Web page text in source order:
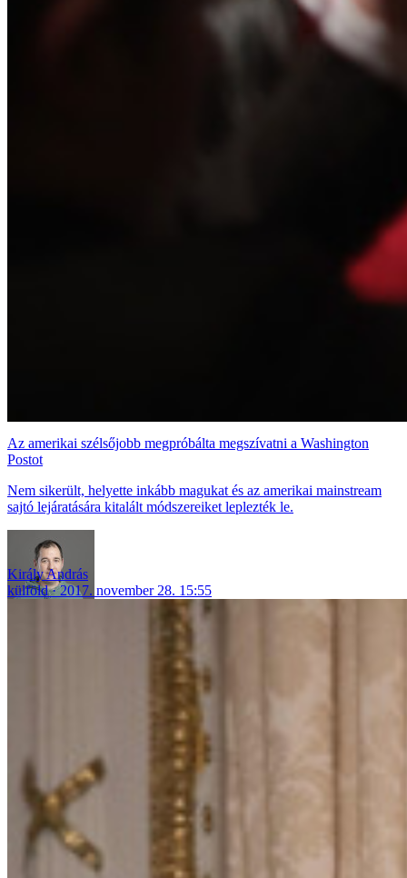
Az amerikai szélsőjobb megpróbálta megszívatni a Washington
Postot
Nem sikerült, helyette inkább magukat és az amerikai mainstream
sajtó lejáratására kitalált módszereiket leplezték le.
Király András
külföld
2017. november 28. 15:55